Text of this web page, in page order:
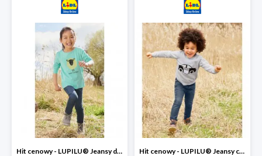
Hit cenowy - LUPILU® Jeansy dziewczęce slim fit Hit cenowy - LUPILU® Jeansy chłopięce slim fit